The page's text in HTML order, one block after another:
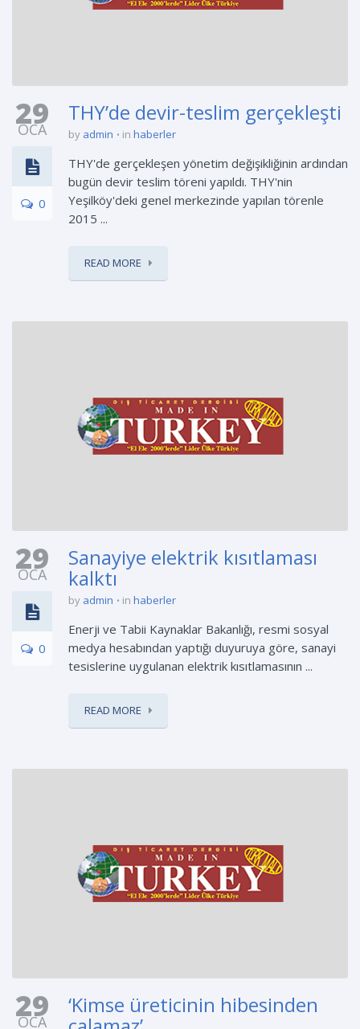
29
OCA
0
THY’de devir-teslim gerçekleşti
by admin in haberler
THY'de gerçekleşen yönetim değişikliğinin ardından
bugün devir teslim töreni yapıldı. THY'nin
Yeşilköy'deki genel merkezinde yapılan törenle
2015 ...
READ MORE
29
OCA
0
Sanayiye elektrik kısıtlaması
kalktı
by admin in haberler
Enerji ve Tabii Kaynaklar Bakanlığı, resmi sosyal
medya hesabından yaptığı duyuruya göre, sanayi
tesislerine uygulanan elektrik kısıtlamasının ...
READ MORE
29
OCA
‘Kimse üreticinin hibesinden